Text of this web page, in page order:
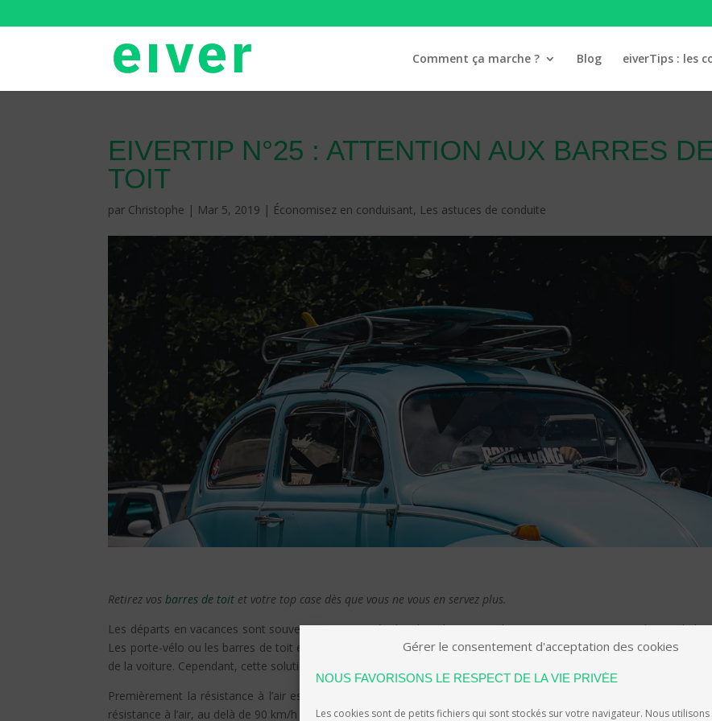
Gérer le consentement d'acceptation des cookies
NOUS FAVORISONS LE RESPECT DE LA VIE PRIVÉE
Les cookies sont de petits fichiers qui sont stockés sur votre navigateur. Nous utilisons
Comment ça marche ? Blog eiverTips : les
EIVERTIP N°25 : ATTENTION AUX BARRES
TOIT
par Christophe | Mar 5, 2019 | Économisez en conduisant, Les astuces de conduite
Retirez vosbarres de toit et votre top case dès que vous ne vous en servez plus.
Les départs en vacances sont souvent accompagnés de « kits d’extension bagages » notamment sur le toit de la
Les porte-vélo ou les barres de toit et le top case constituent un moyen simple et pratique pour compléter le
de la voiture. Cependant, cette solution n’est pas idéale pour optimiser la consommation.
Premièrement la résistance à l’air est augmentée et l’aérodynamique du véhicule est quasiment annulée. Une
résistance à l’air, au delà de 90 km/h notamment, augmente fortement la consommation de carburant.